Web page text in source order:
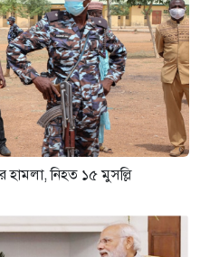
হামলা, নিহত ১৫ মুসল্লি